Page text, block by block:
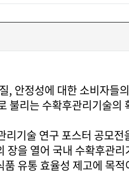
, 안정성에 대한 소비자들
불리는 수확후관리기술의
리기술 연구 포스터 공모전
장을 열어 국내 수확후관
품 유통 효율성 제고에 목적